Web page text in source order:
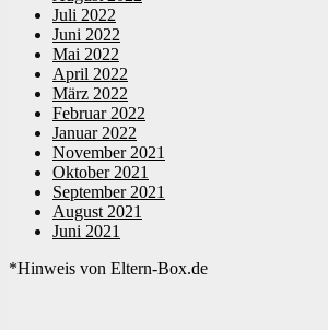
Juli 2022
Juni 2022
Mai 2022
April 2022
März 2022
Februar 2022
Januar 2022
November 2021
Oktober 2021
September 2021
August 2021
Juni 2021
*Hinweis von Eltern-Box.de